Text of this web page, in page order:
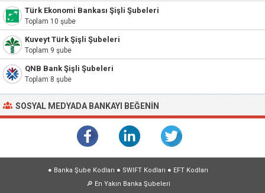
Türk Ekonomi Bankası Şişli Şubeleri
Toplam 10 şube
Kuveyt Türk Şişli Şubeleri
Toplam 9 şube
QNB Bank Şişli Şubeleri
Toplam 8 şube
SOSYAL MEDYADA BANKAYI BEĞENIN
● Banka Şube Kodları ● SWIFT Kodları ● EFT Kodları
🔎 En Yakın Banka Şubeleri